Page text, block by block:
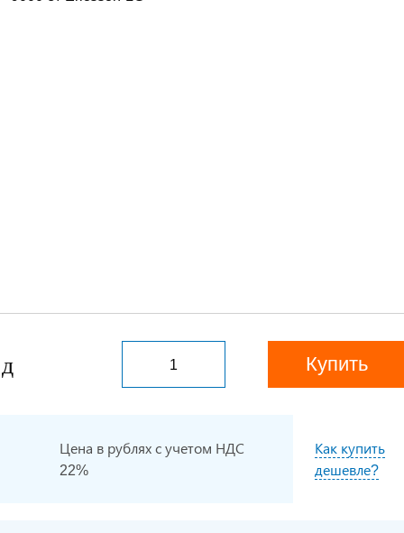
Купить
Цена в рублях с учетом НДС
22%
Как купить
дешевле?